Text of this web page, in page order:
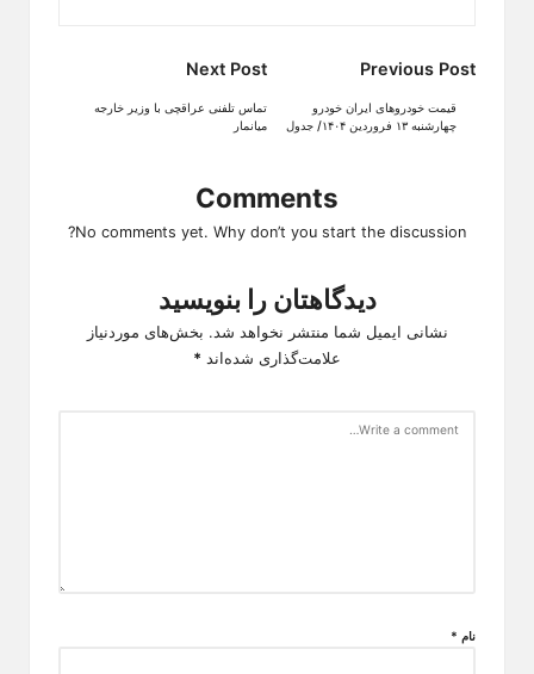
Post
navigation
Previous Post
قیمت خودرو‌های ایران خودرو
چهارشنبه ۱۳ فروردین ۱۴۰۴/ جدول
Next Post
تماس تلفنی عراقچی با وزیر خارجه
میانمار
Comments
No comments yet. Why don’t you start the discussion?
دیدگاهتان را بنویسید
نشانی ایمیل شما منتشر نخواهد شد. بخش‌های موردنیاز
علامت‌گذاری شده‌اند *
نام *